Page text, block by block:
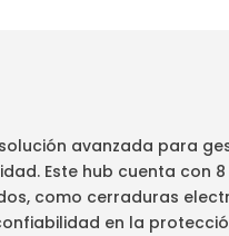
solución avanzada para
Este hub cuenta con
como cerraduras
en la